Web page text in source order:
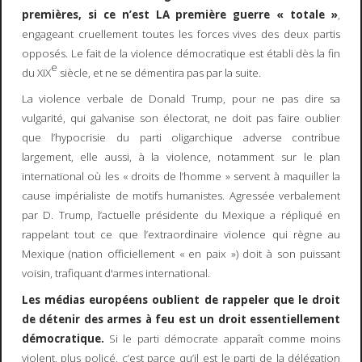
premières, si ce n’est LA première guerre « totale »,
engageant cruellement toutes les forces vives des deux partis
opposés. Le fait de la violence démocratique est établi dès la fin
du XIXe siècle, et ne se démentira pas par la suite.
La violence verbale de Donald Trump, pour ne pas dire sa
vulgarité, qui galvanise son électorat, ne doit pas faire oublier
que l’hypocrisie du parti oligarchique adverse contribue
largement, elle aussi, à la violence, notamment sur le plan
international où les « droits de l’homme » servent à maquiller la
cause impérialiste de motifs humanistes. Agressée verbalement
par D. Trump, l’actuelle présidente du Mexique a répliqué en
rappelant tout ce que l’extraordinaire violence qui règne au
Mexique (nation officiellement « en paix ») doit à son puissant
voisin, trafiquant d'armes international.
Les médias européens oublient de rappeler que le droit
de détenir des armes à feu est un droit essentiellement
démocratique. Si le parti démocrate apparaît comme moins
violent, plus policé, c’est parce qu’il est le parti de la délégation